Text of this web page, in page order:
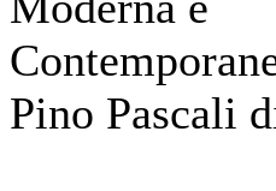
Pino Pascali